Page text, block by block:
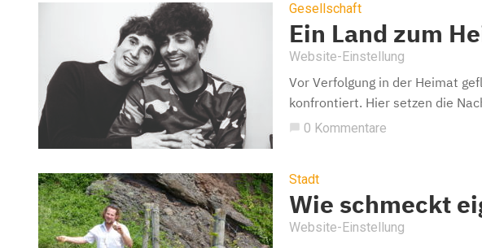
Gesellschaft
Ein Land zum
Website-Einstellung
Vor Verfolgung in der Heimat
konfrontiert. Hier setzen die
chat_bubble 0 Kommentare
Stadt
Wie schmeckt
Website-Einstellung